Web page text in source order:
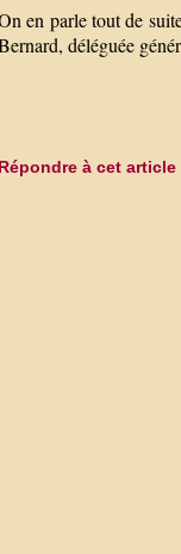
en parle tout de
déléguée
Répondre à cet article